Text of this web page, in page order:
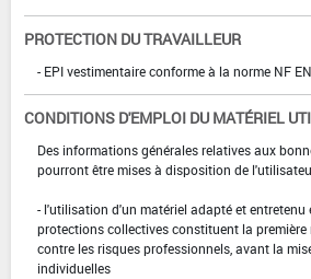
PROTECTION DU TRAVAILLEUR
- EPI vestimentaire conforme à la norme NF
CONDITIONS D'EMPLOI DU MATÉRIEL
Des informations générales relatives aux
pourront être mises à disposition de
- l'utilisation d'un matériel adapté et
protections collectives constituent la première
contre les risques professionnels, avant la
individuelles